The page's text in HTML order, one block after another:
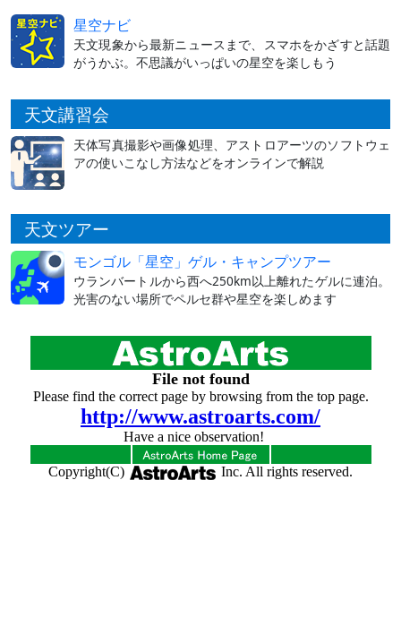
星空ナビ
天文現象から最新ニュースまで、スマホをかざすと話題
がうかぶ。不思議がいっぱいの星空を楽しもう
天文講習会
天体写真撮影や画像処理、アストロアーツのソフトウェ
アの使いこなし方法などをオンラインで解説
天文ツアー
モンゴル「星空」ゲル・キャンプツアー
ウランバートルから西へ250km以上離れたゲルに連泊。
光害のない場所でペルセ群や星空を楽しめます